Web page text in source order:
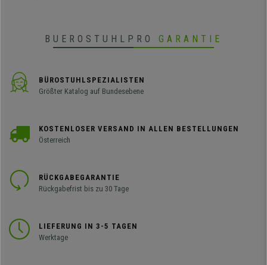
BUEROSTUHLPRO GARANTIE
BÜROSTUHLSPEZIALISTEN
Größter Katalog auf Bundesebene
KOSTENLOSER VERSAND IN ALLEN BESTELLUNGEN
Österreich
RÜCKGABEGARANTIE
Rückgabefrist bis zu 30 Tage
LIEFERUNG IN 3-5 TAGEN
Werktage